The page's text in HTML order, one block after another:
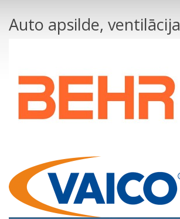
Auto apsilde, ventilācija